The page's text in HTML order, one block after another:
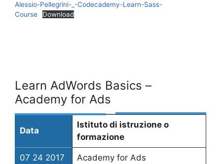
Alessio-Pellegrini-_-Codecademy-Learn-Sass-
Course
Download
Learn AdWords Basics –
Academy for Ads
Data
Istituto di istruzione o
formazione
07 24 2017 Academy for Ads